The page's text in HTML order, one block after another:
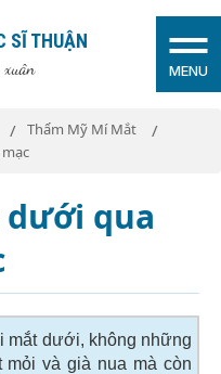
SĨ THUẬN
MENU
Thẩm Mỹ Mí Mắt
dưới qua
mắt dưới, không những
mỏi và già nua mà còn